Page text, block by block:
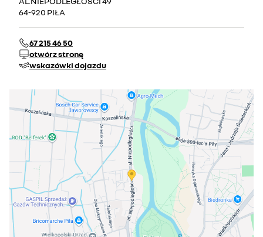
64-920 PIŁA
67 215 46 50
otwórz stronę
wskazówki dojazdu